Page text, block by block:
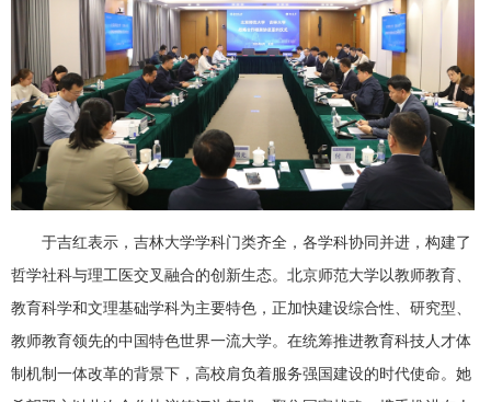
于吉红表示，吉林大学学科门类齐全，各学科协同并进，构建了
哲学社科与理工医交叉融合的创新生态。北京师范大学以教师教育、
教育科学和文理基础学科为主要特色，正加快建设综合性、研究型、
教师教育领先的中国特色世界一流大学。在统筹推进教育科技人才体
制机制一体改革的背景下，高校肩负着服务强国建设的时代使命。她